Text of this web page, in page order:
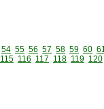
54 55 56 57 58 59 60
115 116 117 118 119 120